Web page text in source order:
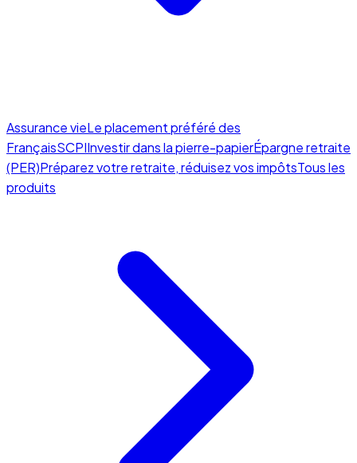
Assurance vieLe placement préféré des
FrançaisSCPIInvestir dans la pierre-papierÉpargne retraite
(PER)Préparez votre retraite, réduisez vos impôtsTous les
produits